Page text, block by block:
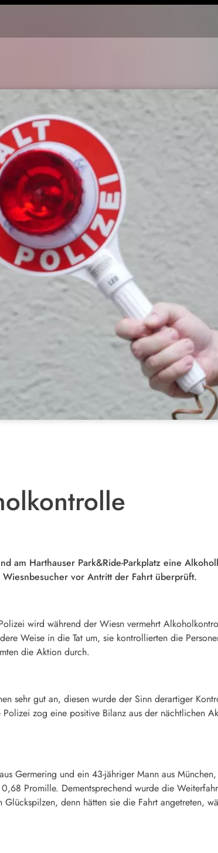
am Harthauser Park&Ride-Parkplatz eine
vor Antritt der Fahrt überprüft.
wird während der Wiesn vermehrt
Weise in die Tat um, sie kontrollierten die
die Aktion durch.
sehr gut an, diesen wurde der Sinn derartiger
zog eine positive Bilanz aus der nächtlichen
Germering und ein 43-jähriger Mann aus
Promille. Dementsprechend wurde die
denn hätten sie die Fahrt angetreten,